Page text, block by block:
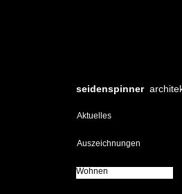
seidenspinner
Auszeichnungen
Wohnen
Aktuelles
Wohnen